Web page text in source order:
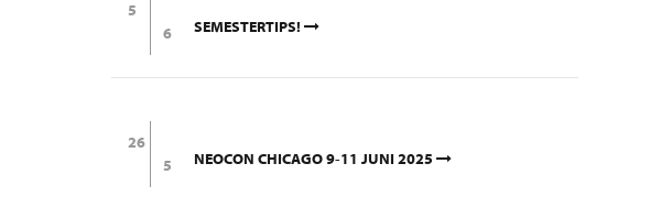
5
6
SEMESTERTIPS!
26
5
NEOCON CHICAGO 9-11 JUNI 2025